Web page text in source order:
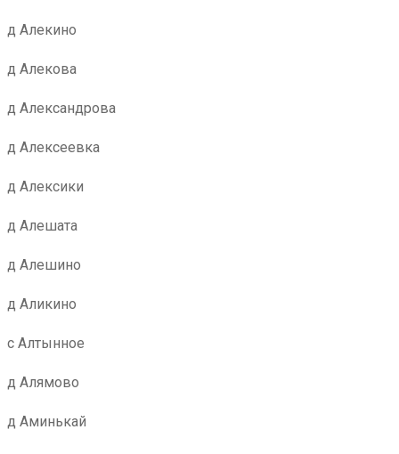
д Алекино
д Алекова
д Александрова
д Алексеевка
д Алексики
д Алешата
д Алешино
д Аликино
с Алтынное
д Алямово
д Аминькай